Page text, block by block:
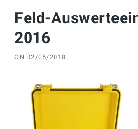
Feld-
2016
ON 02/05/2018